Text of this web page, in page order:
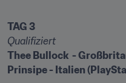
TAG 3
Qualifiziert
Thee Bullock  -
Prinsipe - Italien